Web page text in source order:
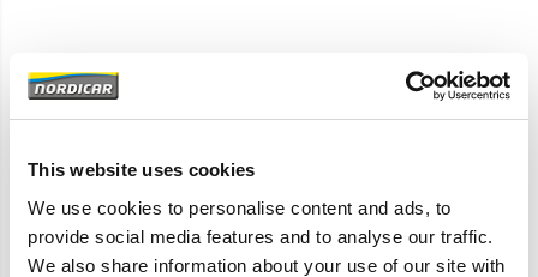
This website uses cookies
We use cookies to personalise content and ads, to
provide social media features and to analyse our traffic.
We also share information about your use of our site with
Specificaties
Artikelcode
OE referentie 662226